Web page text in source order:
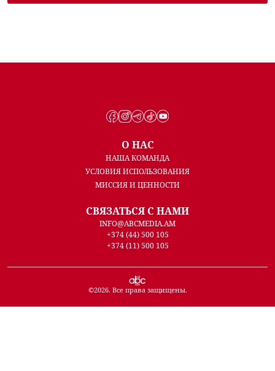
О НАС
НАША КОМАНДА
УСЛОВИЯ ИСПОЛЬЗОВАНИЯ
МИССИЯ И ЦЕННОСТИ
СВЯЗАТЬСЯ С НАМИ
INFO@ABCMEDIA.AM
+374 (44) 500 105
+374 (11) 500 105
©2026. Все права защищены.